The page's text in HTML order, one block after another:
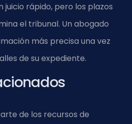
juicio rápido, pero los plazos
el tribunal. Un abogado
más precisa una vez
de su expediente.
de los recursos de